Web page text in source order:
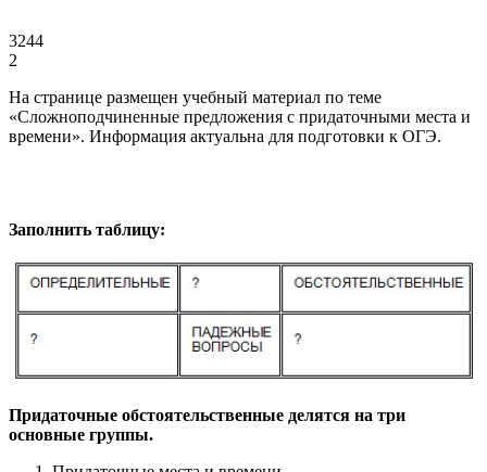
3244
2
На странице размещен учебный материал по теме
«Сложноподчиненные предложения с придаточными места и
времени». Информация актуальна для подготовки к ОГЭ.
Заполнить таблицу:
Придаточные обстоятельственные делятся на три
основные группы.